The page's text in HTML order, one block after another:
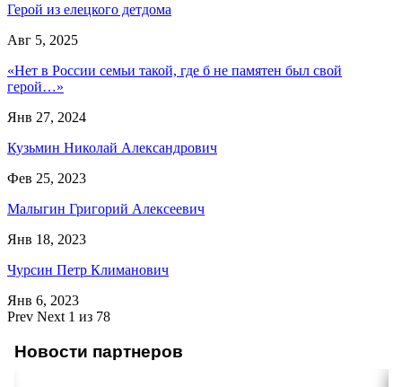
Герой из елецкого детдома
Авг 5, 2025
«Нет в России семьи такой, где б не памятен был свой
герой…»
Янв 27, 2024
Кузьмин Николай Александрович
Фев 25, 2023
Малыгин Григорий Алексеевич
Янв 18, 2023
Чурсин Петр Климанович
Янв 6, 2023
Prev Next 1 из 78
Новости партнеров